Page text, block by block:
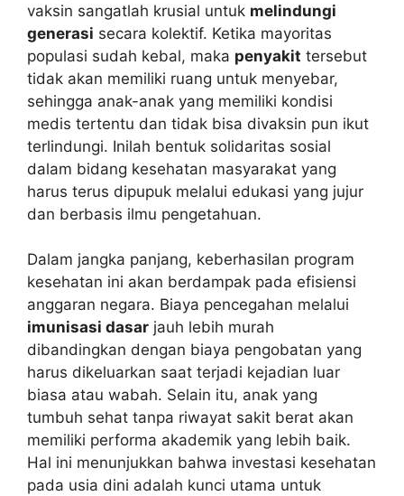
vaksin sangatlah krusial untuk melindungi
generasi secara kolektif. Ketika mayoritas
populasi sudah kebal, maka penyakit tersebut
tidak akan memiliki ruang untuk menyebar,
sehingga anak-anak yang memiliki kondisi
medis tertentu dan tidak bisa divaksin pun ikut
terlindungi. Inilah bentuk solidaritas sosial
dalam bidang kesehatan masyarakat yang
harus terus dipupuk melalui edukasi yang jujur
dan berbasis ilmu pengetahuan.
Dalam jangka panjang, keberhasilan program
kesehatan ini akan berdampak pada efisiensi
anggaran negara. Biaya pencegahan melalui
imunisasi dasar jauh lebih murah
dibandingkan dengan biaya pengobatan yang
harus dikeluarkan saat terjadi kejadian luar
biasa atau wabah. Selain itu, anak yang
tumbuh sehat tanpa riwayat sakit berat akan
memiliki performa akademik yang lebih baik.
Hal ini menunjukkan bahwa investasi kesehatan
pada usia dini adalah kunci utama untuk